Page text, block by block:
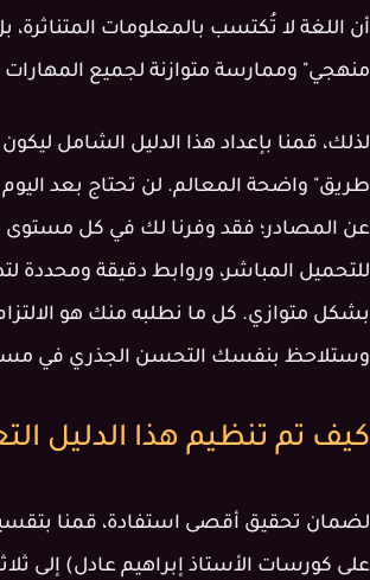
أن اللغة لا تُكتسب بالمعلومات المتناثرة،
منهجي" وممارسة متوازنة لجميع
لذلك، قمنا بإعداد هذا الدليل الشامل
طريق" واضحة المعالم. لن تحتاج بعد
للتحميل المباشر، وروابط دقيقة ومحددة
بشكل متوازي. كل ما نطلبه منك هو
وستلاحظ بنفسك التحسن الجذري في
كيف تم تنظيم هذا الدليل
لضمان تحقيق أقصى استفادة، قمنا
على كورسات الأستاذ إبراهيم عادل) إلى